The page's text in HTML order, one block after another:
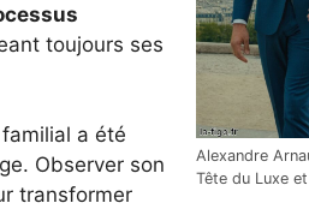
Alexandre
Tête du Luxe
toujours ses
a été
Observer son
transformer